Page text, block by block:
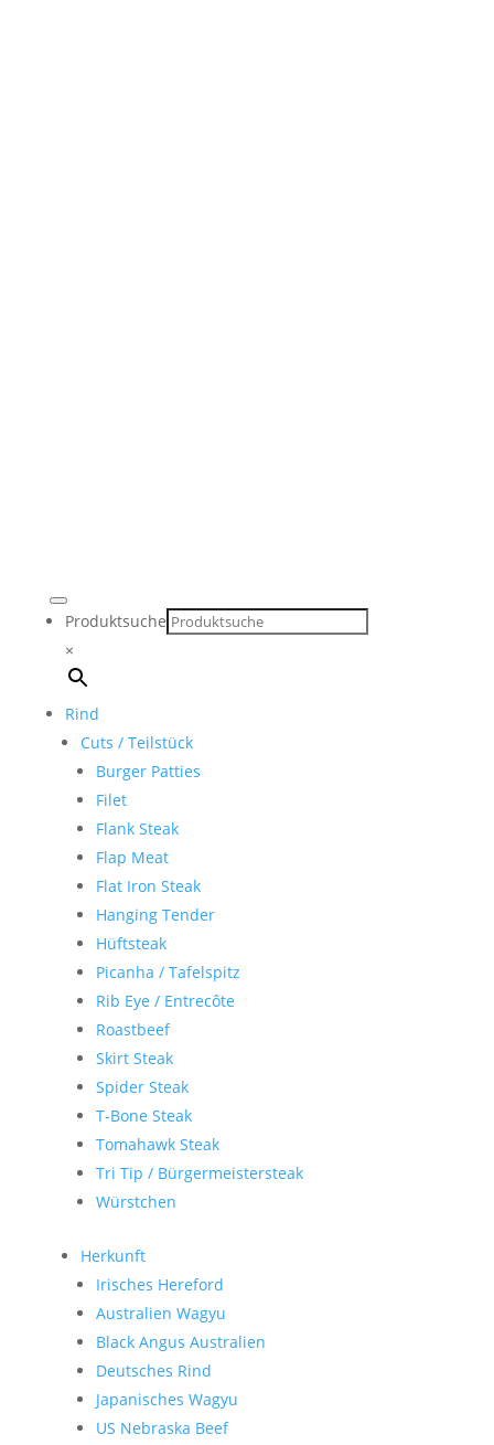
Produktsuche
×
Rind
Cuts / Teilstück
Burger Patties
Filet
Flank Steak
Flap Meat
Flat Iron Steak
Hanging Tender
Hüftsteak
Picanha / Tafelspitz
Rib Eye / Entrecôte
Roastbeef
Skirt Steak
Spider Steak
T-Bone Steak
Tomahawk Steak
Tri Tip / Bürgermeistersteak
Würstchen
Herkunft
Irisches Hereford
Australien Wagyu
Black Angus Australien
Deutsches Rind
Japanisches Wagyu
US Nebraska Beef